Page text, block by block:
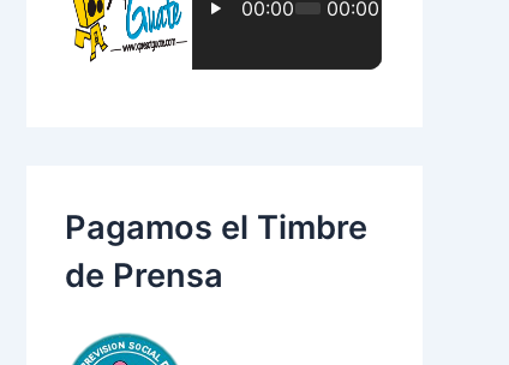
Pagamos el Timbre
de Prensa